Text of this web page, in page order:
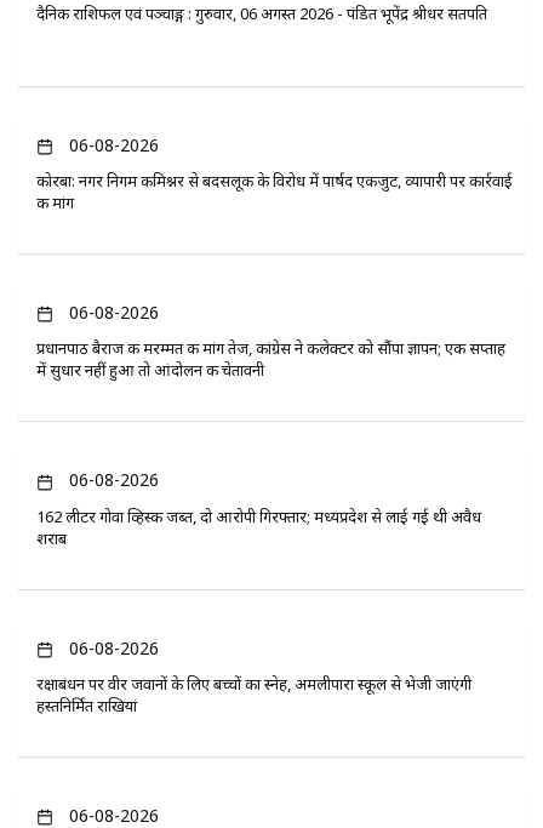
दैनिक राशिफल एवं पञ्चाङ्ग : गुरुवार, 06 अगस्त 2026 - पंडित भूपेंद्र श्रीधर सतपति
06-08-2026
कोरबा: नगर निगम कमिश्नर से बदसलूकी के विरोध में पार्षद एकजुट, व्यापारी पर कार्रवाई
की मांग
06-08-2026
प्रधानपाठ बैराज की मरम्मत की मांग तेज, कांग्रेस ने कलेक्टर को सौंपा ज्ञापन; एक सप्ताह
में सुधार नहीं हुआ तो आंदोलन की चेतावनी
06-08-2026
162 लीटर गोवा व्हिस्की जब्त, दो आरोपी गिरफ्तार; मध्यप्रदेश से लाई गई थी अवैध
शराब
06-08-2026
रक्षाबंधन पर वीर जवानों के लिए बच्चों का स्नेह, अमलीपारा स्कूल से भेजी जाएंगी
हस्तनिर्मित राखियां
06-08-2026